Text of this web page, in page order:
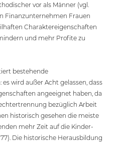
vor als Männer (vgl.
Finanzunternehmen Frauen
Charaktereigenschaften
und mehr Profite zu
bestehende
wird außer Acht gelassen, dass
angeeignet haben, da
bezüglich Arbeit
historisch gesehen die meiste
mehr Zeit auf die Kinder-
Die historische Herausbildung